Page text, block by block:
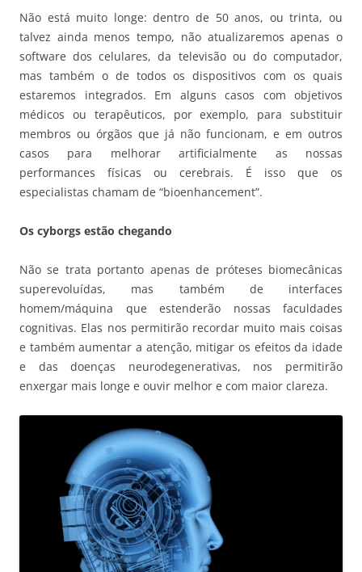
Não está muito longe: dentro de 50 anos, ou trinta, ou
talvez ainda menos tempo, não atualizaremos apenas o
software dos celulares, da televisão ou do computador,
mas também o de todos os dispositivos com os quais
estaremos integrados. Em alguns casos com objetivos
médicos ou terapêuticos, por exemplo, para substituir
membros ou órgãos que já não funcionam, e em outros
casos para melhorar artificialmente as nossas
performances físicas ou cerebrais. É isso que os
especialistas chamam de “bioenhancement”.
Os cyborgs estão chegando
Não se trata portanto apenas de próteses biomecânicas
superevoluídas, mas também de interfaces
homem/máquina que estenderão nossas faculdades
cognitivas. Elas nos permitirão recordar muito mais coisas
e também aumentar a atenção, mitigar os efeitos da idade
e das doenças neurodegenerativas, nos permitirão
enxergar mais longe e ouvir melhor e com maior clareza.